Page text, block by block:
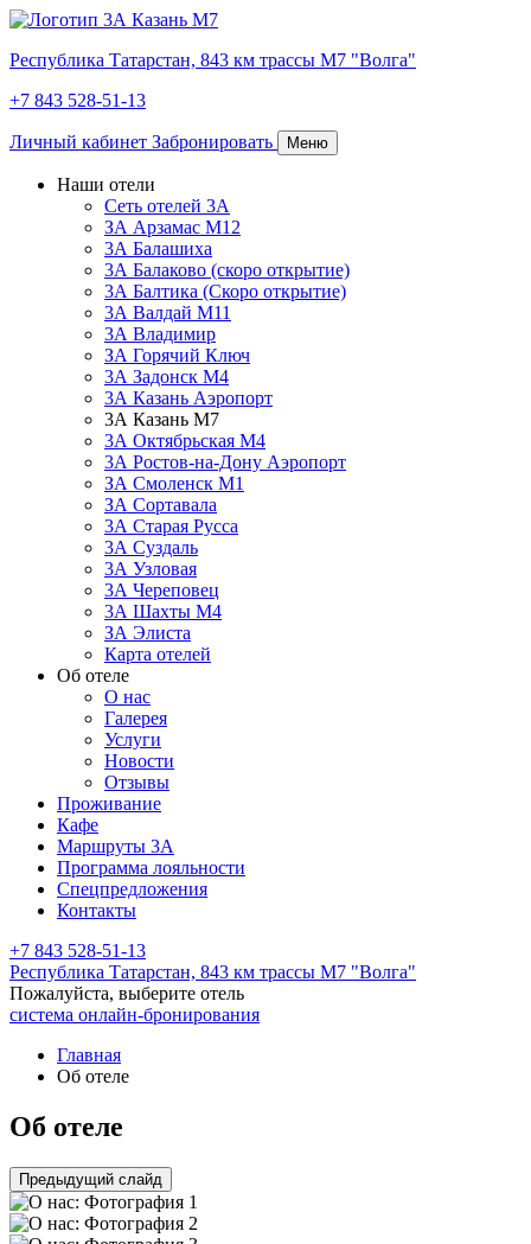
Республика Татарстан, 843 км трассы М7 "Волга"
+7 843 528-51-13
Личный кабинет Забронировать Меню
Наши отели
Сеть отелей 3А
ЗА Арзамас М12
3А Балашиха
3А Балаково (скоро открытие)
3А Балтика (Скоро открытие)
3А Валдай М11
3А Владимир
ЗА Горячий Ключ
3А Задонск М4
3А Казань Аэропорт
3А Казань M7
3А Октябрьская М4
3А Ростов-на-Дону Аэропорт
ЗА Смоленск М1
ЗА Сортавала
3А Старая Русса
3А Суздаль
3А Узловая
3А Череповец
3А Шахты М4
ЗА Элиста
Карта отелей
Об отеле
О нас
Галерея
Услуги
Новости
Отзывы
Проживание
Кафе
Маршруты 3А
Программа лояльности
Спецпредложения
Контакты
+7 843 528-51-13
Республика Татарстан, 843 км трассы М7 "Волга"
Пожалуйста, выберите отель
система онлайн-бронирования
Главная
Об отеле
Об отеле
Предыдущий слайд